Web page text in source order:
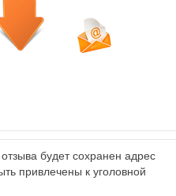
будет сохранен адрес
привлечены к уголовной